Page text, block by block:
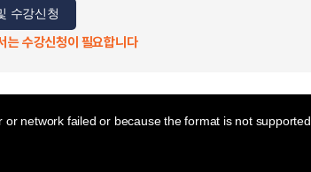
수강신청
는 수강신청이 필요합니다
network failed or because the format is not supported.